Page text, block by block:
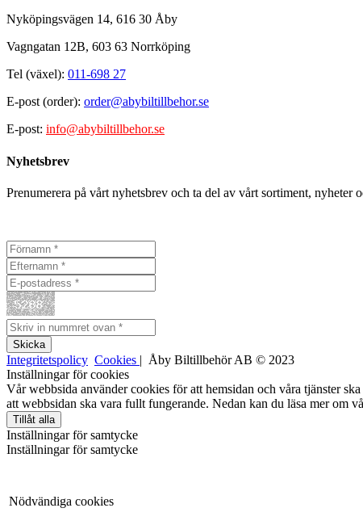
Nyköpingsvägen 14, 616 30 Åby
Vagngatan 12B, 603 63 Norrköping
Tel (växel): 011-698 27
E-post (order): order@abybiltillbehor.se
E-post: info@abybiltillbehor.se
Nyhetsbrev
Prenumerera på vårt nyhetsbrev och ta del av vårt sortiment,
Integritetspolicy Cookies | Åby Biltillbehör AB © 2023
Inställningar för cookies
Vår webbsida använder cookies för att hemsidan och våra tjänster
att webbsidan ska vara fullt fungerande. Nedan kan du läsa mer om
Tillåt alla
Inställningar för samtycke
Inställningar för samtycke
Nödvändiga cookies